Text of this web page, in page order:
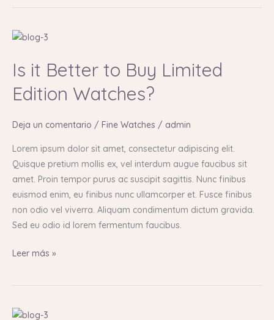
Is it Better to Buy Limited
Edition Watches?
Deja un comentario / Fine Watches / admin
Lorem ipsum dolor sit amet, consectetur adipiscing elit.
Quisque pretium mollis ex, vel interdum augue faucibus sit
amet. Proin tempor purus ac suscipit sagittis. Nunc finibus
euismod enim, eu finibus nunc ullamcorper et. Fusce finibus
non odio vel viverra. Aliquam condimentum dictum gravida.
Sed eu odio id lorem fermentum faucibus.
Is
Better
Buy
Edition
Watches?
Leer más »
Is